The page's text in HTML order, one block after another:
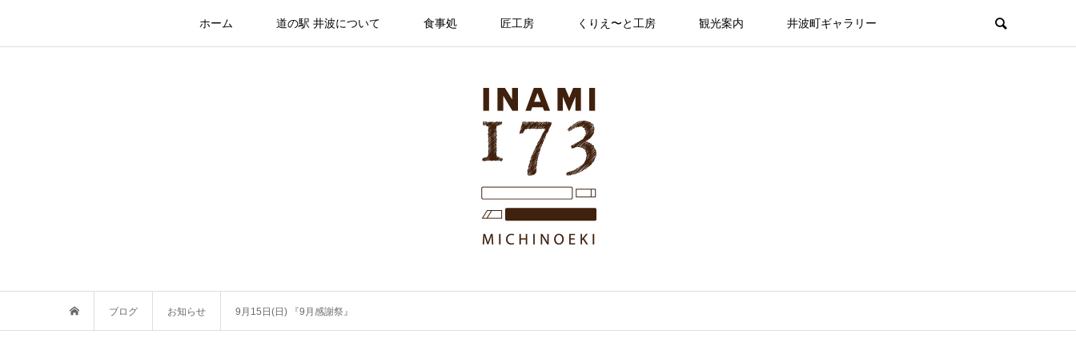
ホーム 道の駅 井波について 食事処 匠工房 くりえ〜と工房 観光案内 井波町ギャラリー
ブログ お知らせ 9月15日(日) 『9月感謝祭』